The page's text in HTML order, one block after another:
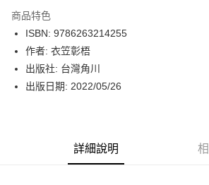
LINE Pay
Apple Pay
街口支付
商品特色
ISBN: 9786263214255
作者: 衣笠彰梧
出版社: 台灣角川
出版日期: 2022/05/26
詳細說明